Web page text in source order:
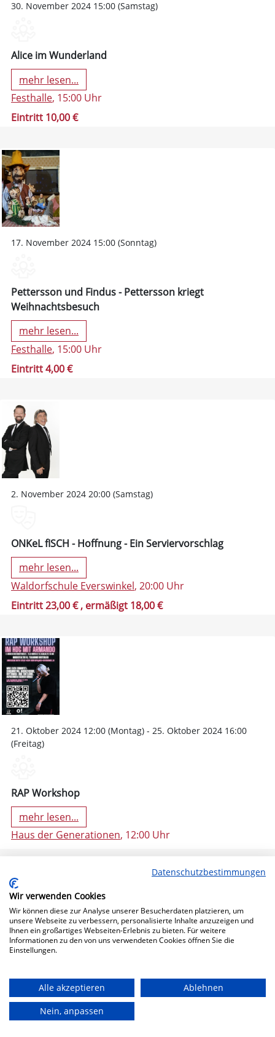
30. November 2024 15:00 (Samstag)
Alice im Wunderland
mehr lesen...
Festhalle, 15:00 Uhr
Eintritt 10,00 €
17. November 2024 15:00 (Sonntag)
Pettersson und Findus - Pettersson kriegt
Weihnachtsbesuch
mehr lesen...
Festhalle, 15:00 Uhr
Eintritt 4,00 €
2. November 2024 20:00 (Samstag)
ONKeL fISCH - Hoffnung - Ein Serviervorschlag
mehr lesen...
Waldorfschule Everswinkel, 20:00 Uhr
Eintritt 23,00 €, ermäßigt 18,00 €
21. Oktober 2024 12:00 (Montag) - 25. Oktober 2024 16:00
(Freitag)
RAP Workshop
mehr lesen...
Haus der Generationen, 12:00 Uhr
Bühne Frei!
Datenschutzbestimmungen
Wir verwenden Cookies
Wir können diese zur Analyse unserer Besucherdaten platzieren, um
unsere Webseite zu verbessern, personalisierte Inhalte anzuzeigen und
Ihnen ein großartiges Webseiten-Erlebnis zu bieten. Für weitere
Informationen zu den von uns verwendeten Cookies öffnen Sie die
Einstellungen.
Alle akzeptieren
Ablehnen
Nein, anpassen